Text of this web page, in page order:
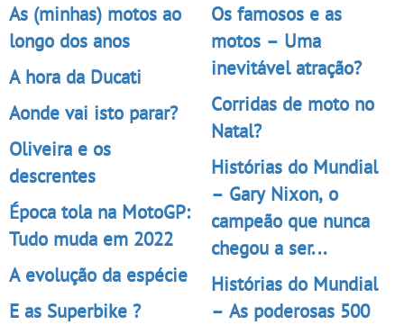
As (minhas) motos ao
longo dos anos
A hora da Ducati
Aonde vai isto parar?
Oliveira e os
descrentes
Época tola na MotoGP:
Tudo muda em 2022
A evolução da espécie
E as Superbike ?
Os famosos e as
motos – Uma
inevitável atração?
Corridas de moto no
Natal?
Histórias do Mundial
– Gary Nixon, o
campeão que nunca
chegou a ser...
Histórias do Mundial
– As poderosas 500